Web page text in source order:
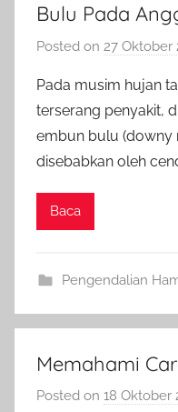
Bulu Pada
Posted on 27 Oktober
Pada musim hujan
terserang penyakit,
embun bulu (downy
disebabkan oleh
Baca
Pengendalian
Memahami
Posted on 18 Oktober